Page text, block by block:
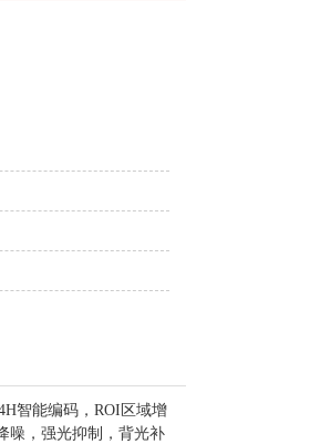
智能编码，ROI区域增
噪，强光抑制，背光补